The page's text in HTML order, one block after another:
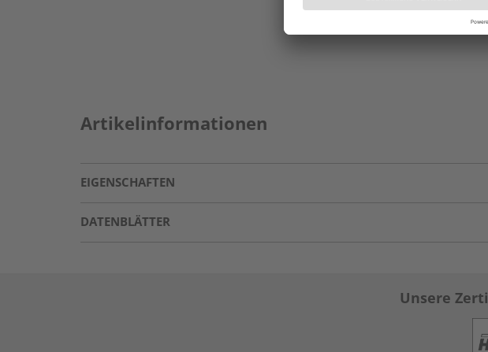
Artikelinformationen
EIGENSCHAFTEN
DATENBLÄTTER
Unsere